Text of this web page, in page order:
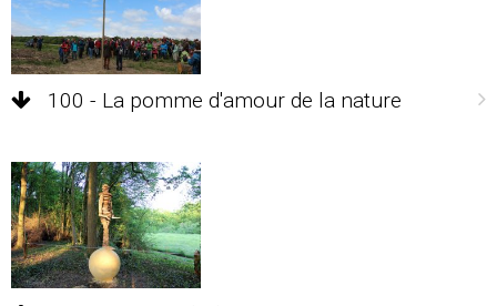
100 - La pomme d'amour de la nature